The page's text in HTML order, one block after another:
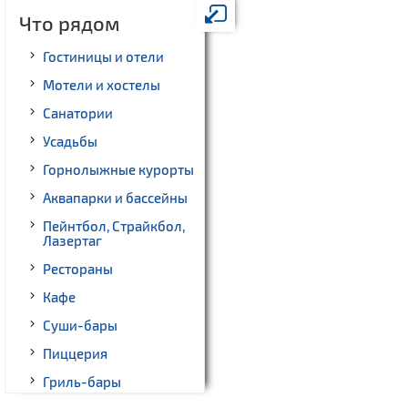
Что рядом
Гостиницы и отели
Мотели и хостелы
Санатории
Усадьбы
Горнолыжные курорты
Аквапарки и бассейны
Пейнтбол, Страйкбол,
Лазертаг
Рестораны
Кафе
Суши-бары
Пиццерия
Гриль-бары